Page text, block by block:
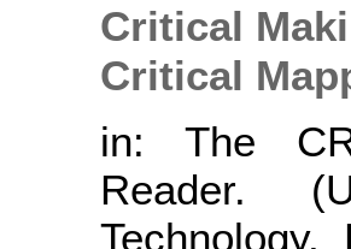
Critical
Critical
in: The
Reader.